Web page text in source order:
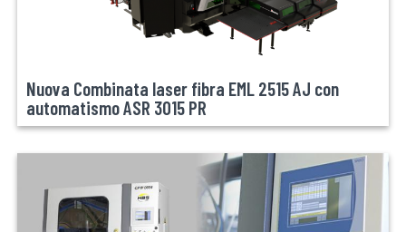
Nuova Combinata laser fibra EML 2515 AJ con
automatismo ASR 3015 PR